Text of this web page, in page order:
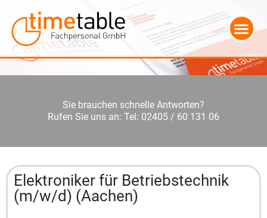
Sie brauchen schnelle Antworten?
Rufen Sie uns an: Tel: 02405 / 60 131 06
Elektroniker für Betriebstechnik
(m/w/d) (Aachen)